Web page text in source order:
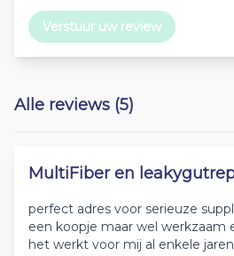
Verstuur uw review
Alle reviews (5)
MultiFiber en
perfect adres voor serieuze
een koopje maar wel werkzaam
het werkt voor mij al enkele